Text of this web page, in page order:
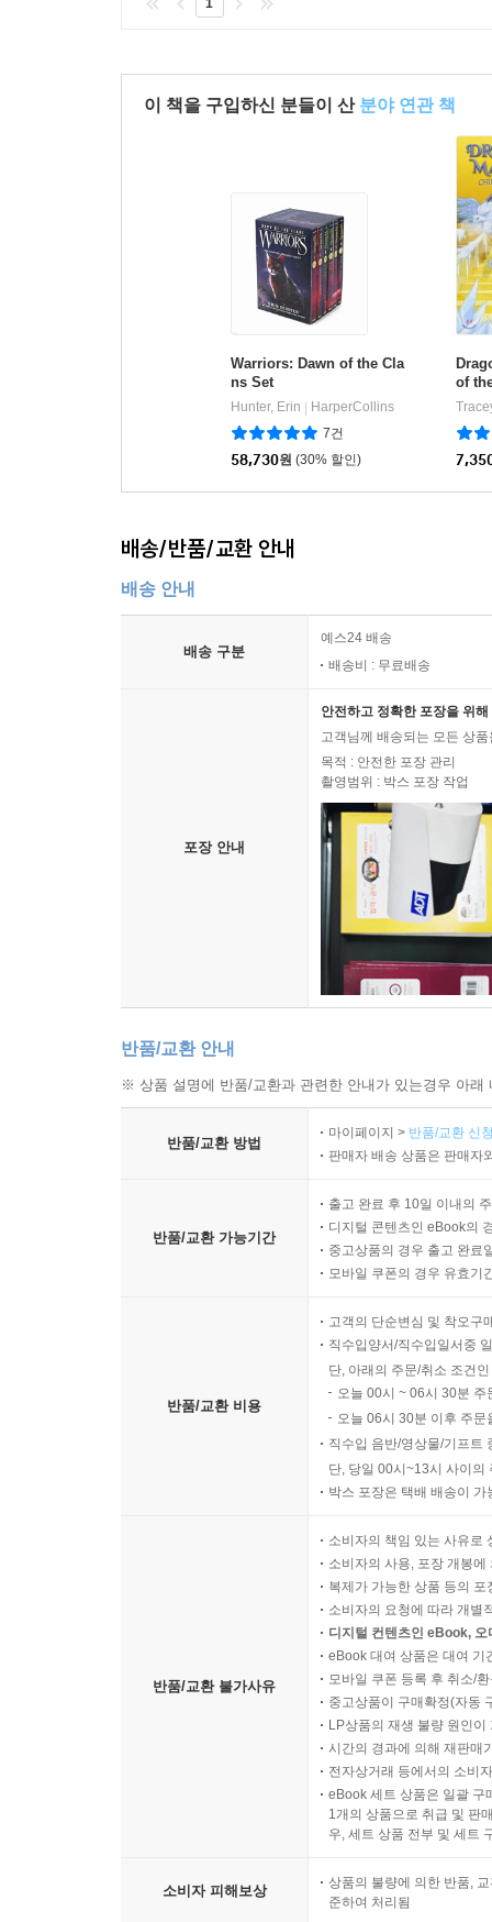
1
이 책을 구입하신 분들이 산 분야 연관 책
Warriors: Dawn of the Cla
ns Set
Hunter, Erin
HarperCollins
7건
58,730원 (30% 할인)
of
배송/반품/교환 안내
배송 안내
배송 구분
예스24 배송
배송비 : 무료배송
포장 안내
안전하고 정확한 포장을 위
고객님께 배송되는 모든 상
목적 : 안전한 포장 관리
촬영범위 : 박스 포장 작업
반품/교환 안내
※ 상품 설명에 반품/교환과 관련한 안내가 있는경우 아
반품/교환 방법
마이페이지 > 반품/교환 신
판매자 배송 상품은 판매자
반품/교환 가능기간
출고 완료 후 10일 이내의
디지털 콘텐츠인 eBook의
중고상품의 경우 출고 완료
모바일 쿠폰의 경우 유효기
반품/교환 비용
고객의 단순변심 및 착오구
직수입양서/직수입일서중
단, 아래의 주문/취소 조건
오늘 00시 ~ 06시 30분
오늘 06시 30분 이후 주
직수입 음반/영상물/기프트
단, 당일 00시~13시 사이의
박스 포장은 택배 배송이
반품/교환 불가사유
소비자의 책임 있는 사유로
소비자의 사용, 포장 개봉
복제가 가능한 상품 등의
소비자의 요청에 따라 개별
디지털 컨텐츠인 eBook,
eBook 대여 상품은 대여 기
모바일 쿠폰 등록 후 취소/
중고상품이 구매확정(자동
LP상품의 재생 불량 원인
시간의 경과에 의해 재판매
전자상거래 등에서의 소비
eBook 세트 상품은 일괄 구
1개의 상품으로 취급 및 판
우, 세트 상품 전부 및 세트
소비자 피해보상
상품의 불량에 의한 반품,
준하여 처리됨